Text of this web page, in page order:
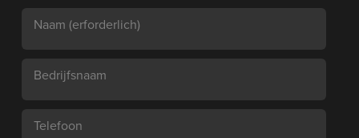
Naam (erforderlich)
Bedrijfsnaam
Telefoon